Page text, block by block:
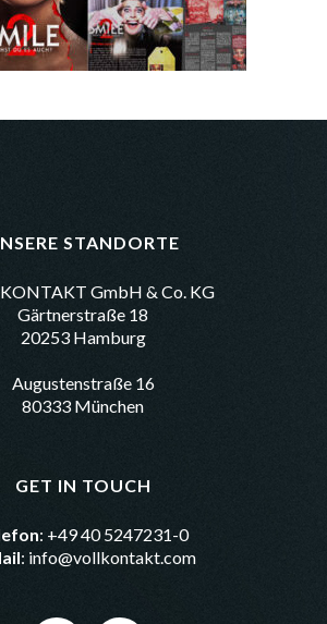
STANDORTE
GmbH & Co. KG
Gärtnerstraße 18
20253 Hamburg
Augustenstraße 16
80333 München
GET IN TOUCH
: +49 40 5247231-0
: info@vollkontakt.com